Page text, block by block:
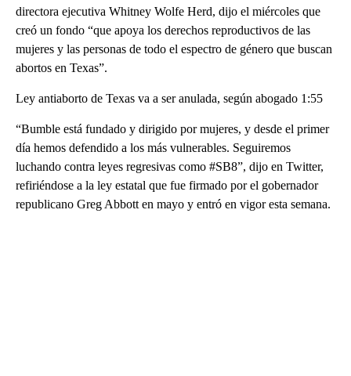
directora ejecutiva Whitney Wolfe Herd, dijo el miércoles que
creó un fondo “que apoya los derechos reproductivos de las
mujeres y las personas de todo el espectro de género que buscan
abortos en Texas”.
Ley antiaborto de Texas va a ser anulada, según abogado 1:55
“Bumble está fundado y dirigido por mujeres, y desde el primer
día hemos defendido a los más vulnerables. Seguiremos
luchando contra leyes regresivas como #SB8”, dijo en Twitter,
refiriéndose a la ley estatal que fue firmado por el gobernador
republicano Greg Abbott en mayo y entró en vigor esta semana.